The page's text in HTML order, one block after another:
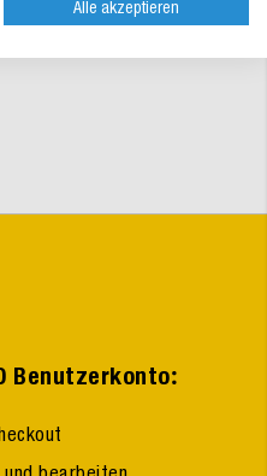
Benutzerkonto:
Alle akzeptieren